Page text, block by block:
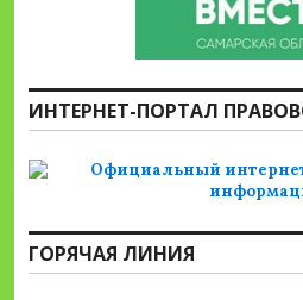
ИНТЕРНЕТ-ПОРТАЛ
ГОРЯЧАЯ ЛИНИЯ